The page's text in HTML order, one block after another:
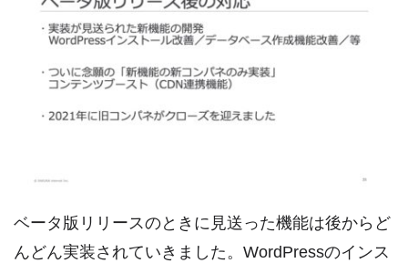
ベータ版リリースのときに見送った機能は後からど
んどん実装されていきました。WordPressのインス